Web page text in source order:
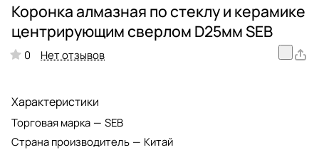
Коронка алмазная по стеклу и керамике
центрирующим сверлом D25мм SEB
0 Нет отзывов
Характеристики
Торговая марка — SEB
Страна производитель — Китай